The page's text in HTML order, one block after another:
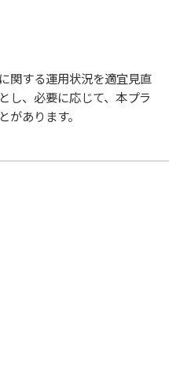
関する運用状況を適宜見直
し、必要に応じて、本プラ
あります。